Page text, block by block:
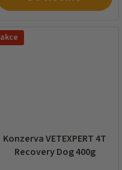
akce
Konzerva VETEXPERT 4T
Recovery Dog 400g